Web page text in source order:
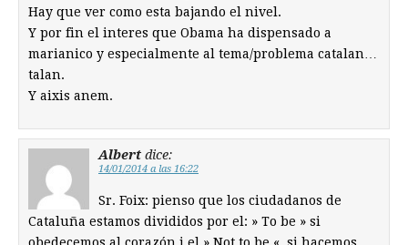
Hay que ver como esta bajando el nivel.
Y por fin el interes que Obama ha dispensado a
marianico y especialmente al tema/problema catalan…
talan.
Y aixis anem.
Albert dice:
14/01/2014 a las 16:22
Sr. Foix: pienso que los ciudadanos de
Cataluña estamos divididos por el: » To be » si